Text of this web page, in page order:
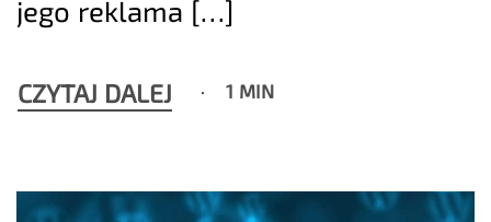
jego reklama […]
CZYTAJ DALEJ 1 MIN